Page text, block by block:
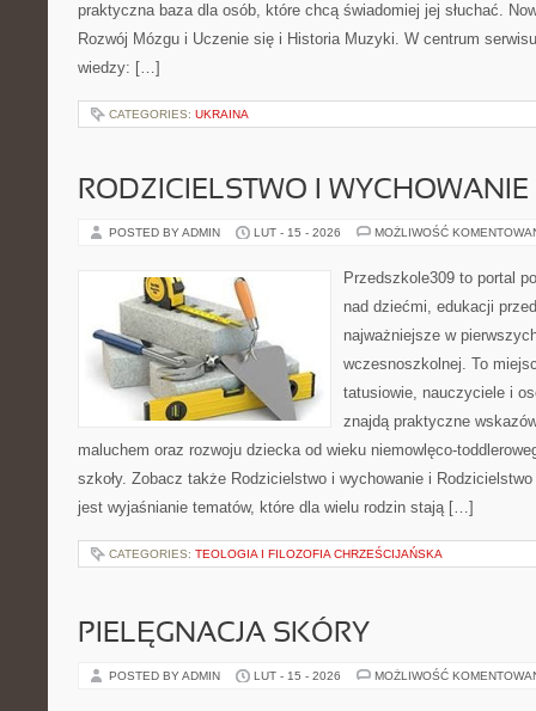
praktyczna baza dla osób, które chcą świadomiej jej słuchać.
Rozwój Mózgu i Uczenie się i Historia Muzyki. W centrum
wiedzy: […]
CATEGORIES: UKRAINA
RODZICIELSTWO I WYCHOWANIE
POSTED BY ADMIN LUT - 15 - 2026 MOŻLIWOŚĆ
Przedszkole309 to portal
nad dziećmi, edukacji
najważniejsze w
wczesnoszkolnej. To
tatusiowie, nauczyciele i
znajdą praktyczne
maluchem oraz rozwoju dziecka od wieku niemowlęco-
szkoły. Zobacz także Rodzicielstwo i wychowanie i
jest wyjaśnianie tematów, które dla wielu rodzin stają […]
CATEGORIES: TEOLOGIA I FILOZOFIA CHRZEŚCIJAŃSKA
PIELĘGNACJA SKÓRY
POSTED BY ADMIN LUT - 15 - 2026 MOŻLIWOŚĆ